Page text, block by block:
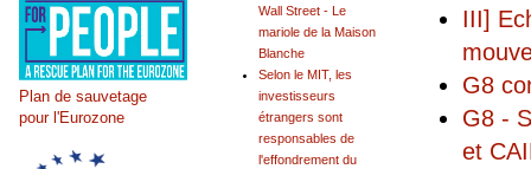
III]
G8
G8 -
et
Wall Street - Le
mariole de la Maison
Blanche
Selon le MIT, les
investisseurs
étrangers sont
responsables de
l'effondrement du
Plan de sauvetage
pour l'Eurozone